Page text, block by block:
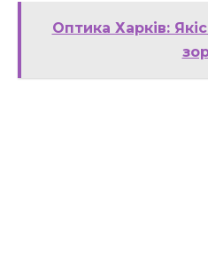
Оптика Харків: